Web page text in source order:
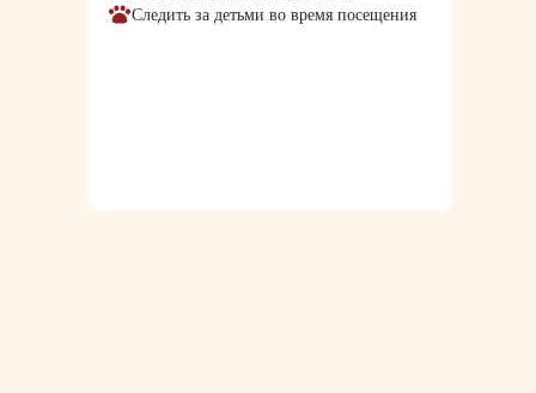
Следить за детьми во время посещения